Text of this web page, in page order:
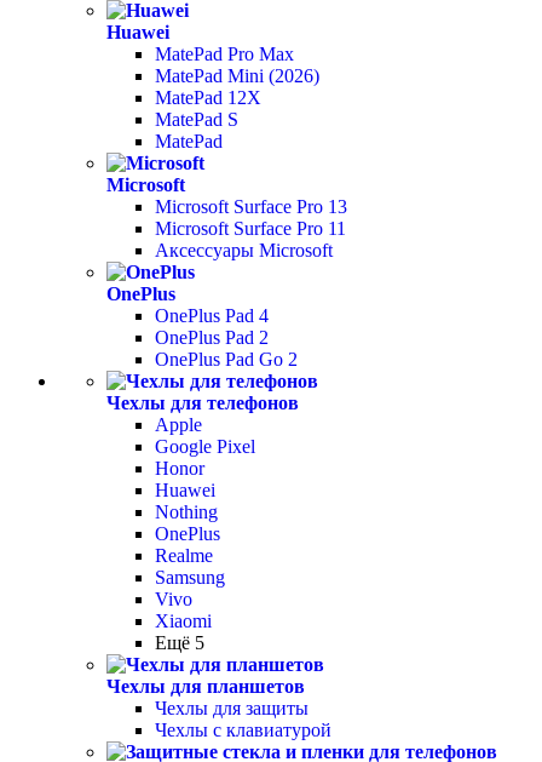
Huawei
MatePad Pro Max
MatePad Mini (2026)
MatePad 12X
MatePad S
MatePad
Microsoft
Microsoft Surface Pro 13
Microsoft Surface Pro 11
Аксессуары Microsoft
OnePlus
OnePlus Pad 4
OnePlus Pad 2
OnePlus Pad Go 2
Чехлы для телефонов
Apple
Google Pixel
Honor
Huawei
Nothing
OnePlus
Realme
Samsung
Vivo
Xiaomi
Ещё 5
Чехлы для планшетов
Чехлы для защиты
Чехлы с клавиатурой